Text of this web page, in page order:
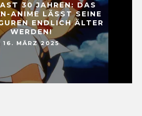
30 JAHREN: DAS
ANIME LÄSST SEINE
ENDLICH ÄLTER
WERDEN!
16. MÄRZ 2025